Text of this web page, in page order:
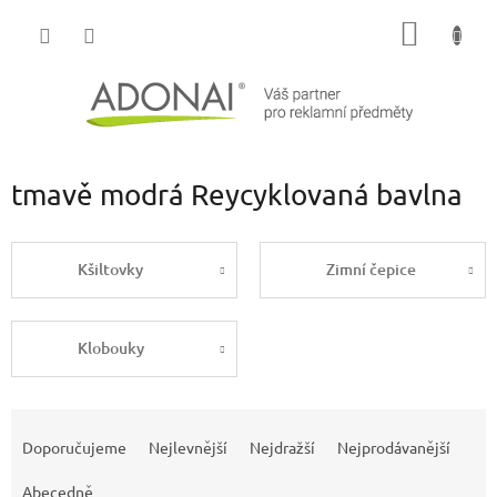
tmavě modrá Reycyklovaná bavlna
Kšiltovky Zimní čepice
Klobouky
Doporučujeme Nejlevnější Nejdražší Nejprodávanější
Abecedně